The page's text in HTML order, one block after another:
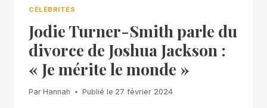
CÉLÉBRITÉS
Jodie Turner-Smith parle du
divorce de Joshua Jackson :
« Je mérite le monde »
Par Hannah Publié le 27 février 2024